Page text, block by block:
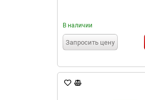
В наличии
Запросить цену